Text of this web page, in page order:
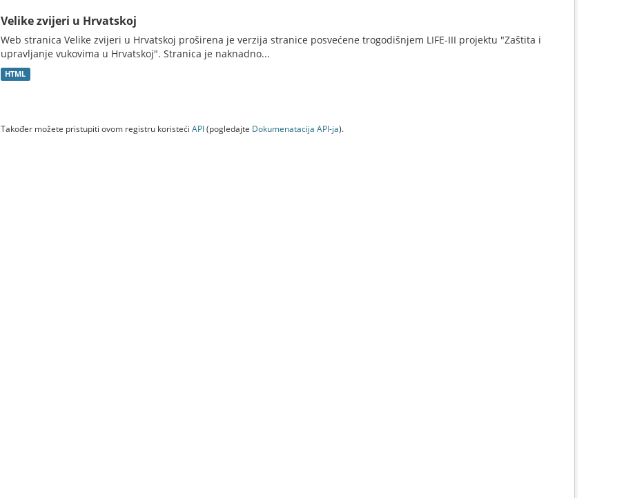
Velike zvijeri u Hrvatskoj
Web stranica Velike zvijeri u Hrvatskoj proširena je verzija stranice posvećene trogodišnjem LIFE-III projektu "Zaštita i
upravljanje vukovima u Hrvatskoj". Stranica je naknadno...
HTML
Također možete pristupiti ovom registru koristeći API(pogledajte Dokumenаtаcijа API-jа).